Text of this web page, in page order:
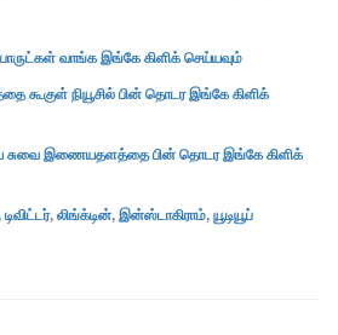
வாங்க இங்கே கிளிக் செய்யவும்
நியூசில் பின் தொடர இங்கே கிளிக்
சுவை இணையதளத்தை பின் தொடர இங்கே கிளிக்
டிவிட்டர்,லிங்க்டின்,இன்ஸ்டாகிராம்,யூடியூப்